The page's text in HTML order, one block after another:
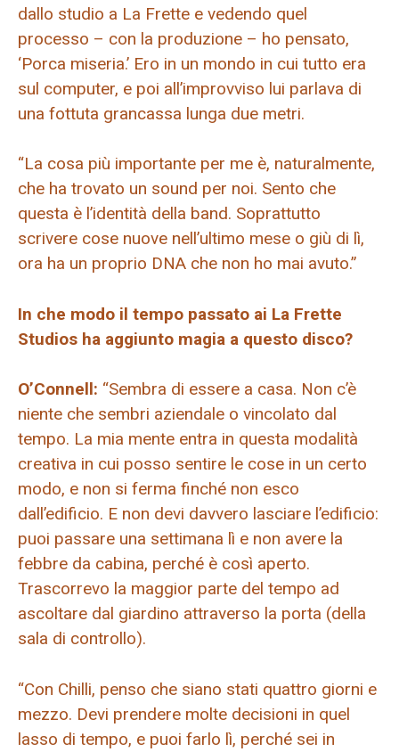
dallo studio a La Frette e vedendo quel
processo – con la produzione – ho pensato,
‘Porca miseria.’ Ero in un mondo in cui tutto era
sul computer, e poi all’improvviso lui parlava di
una fottuta grancassa lunga due metri.
“La cosa più importante per me è, naturalmente,
che ha trovato un sound per noi. Sento che
questa è l’identità della band. Soprattutto
scrivere cose nuove nell’ultimo mese o giù di lì,
ora ha un proprio DNA che non ho mai avuto.”
In che modo il tempo passato ai La Frette
Studios ha aggiunto magia a questo disco?
O’Connell: “Sembra di essere a casa. Non c’è
niente che sembri aziendale o vincolato dal
tempo. La mia mente entra in questa modalità
creativa in cui posso sentire le cose in un certo
modo, e non si ferma finché non esco
dall’edificio. E non devi davvero lasciare l’edificio:
puoi passare una settimana lì e non avere la
febbre da cabina, perché è così aperto.
Trascorrevo la maggior parte del tempo ad
ascoltare dal giardino attraverso la porta (della
sala di controllo).
“Con Chilli, penso che siano stati quattro giorni e
mezzo. Devi prendere molte decisioni in quel
lasso di tempo, e puoi farlo lì, perché sei in